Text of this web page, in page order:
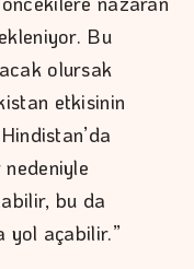
Bu
olursak
etkisinin
bu da
yol açabilir.”